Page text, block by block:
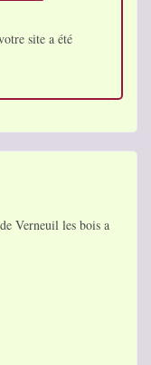
site a été
Verneuil les bois a